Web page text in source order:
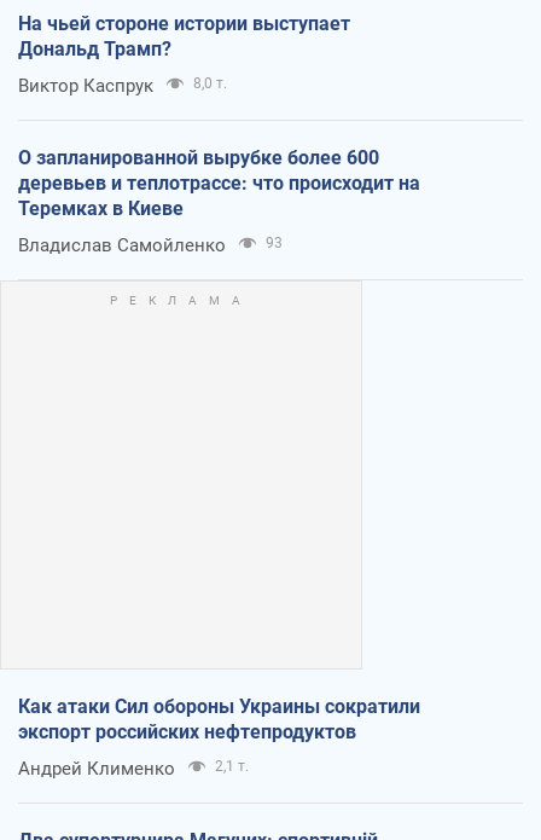
На чьей стороне истории выступает
Дональд Трамп?
Виктор Каспрук 8,0 т.
О запланированной вырубке более 600
деревьев и теплотрассе: что происходит на
Теремках в Киеве
Владислав Самойленко 93
Как атаки Сил обороны Украины сократили
экспорт российских нефтепродуктов
Андрей Клименко 2,1 т.